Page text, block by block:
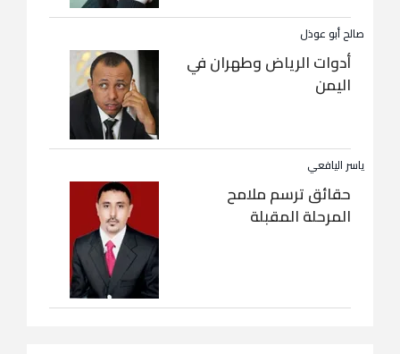
صالح أبو عوذل
أدوات الرياض وطهران في
اليمن
ياسر اليافعي
حقائق ترسم ملامح
المرحلة المقبلة